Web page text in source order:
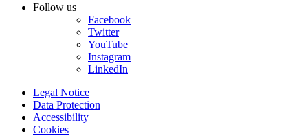
Follow us
Facebook
Twitter
YouTube
Instagram
LinkedIn
Legal Notice
Data Protection
Accessibility
Cookies